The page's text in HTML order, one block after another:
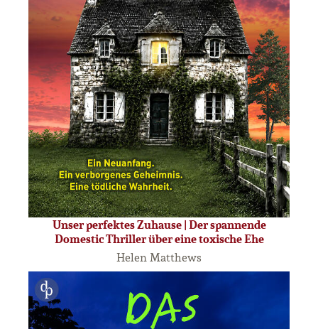
Unser perfektes Zuhause | Der spannende
Domestic Thriller über eine toxische Ehe
Helen Matthews